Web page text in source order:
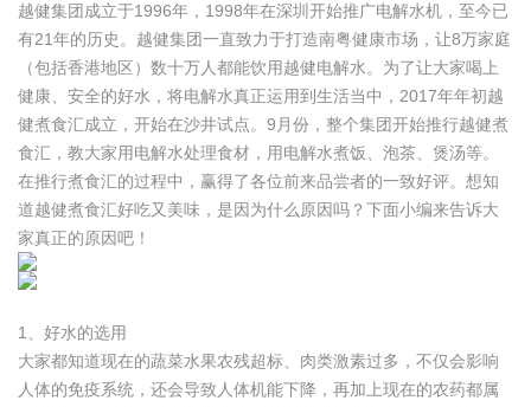
越健集团成立于1996年，1998年在深圳开始推广电解水机，至今已
有21年的历史。越健集团一直致力于打造南粤健康市场，让8万家庭
（包括香港地区）数十万人都能饮用越健电解水。为了让大家喝上
健康、安全的好水，将电解水真正运用到生活当中，2017年年初越
健煮食汇成立，开始在沙井试点。9月份，整个集团开始推行越健煮
食汇，教大家用电解水处理食材，用电解水煮饭、泡茶、煲汤等。
在推行煮食汇的过程中，赢得了各位前来品尝者的一致好评。想知
道越健煮食汇好吃又美味，是因为什么原因吗？下面小编来告诉大
家真正的原因吧！
1、好水的选用
大家都知道现在的蔬菜水果农残超标、肉类激素过多，不仅会影响
人体的免疫系统，还会导致人体机能下降，再加上现在的农药都属